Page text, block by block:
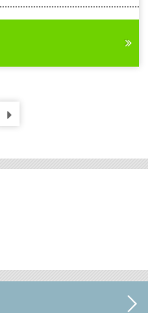
件